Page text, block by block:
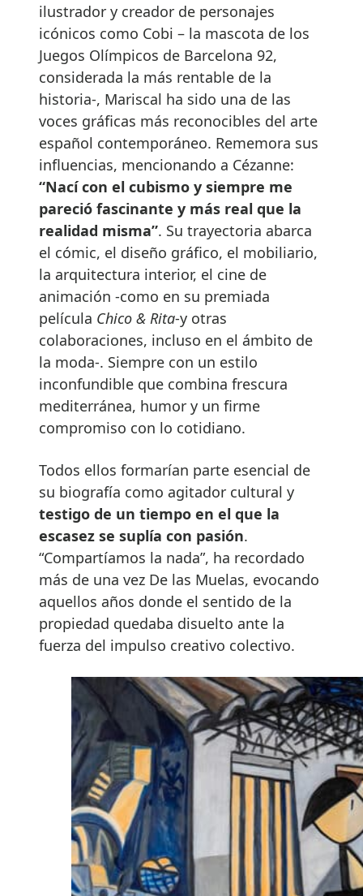
ilustrador y creador de personajes
icónicos como Cobi – la mascota de los
Juegos Olímpicos de Barcelona 92,
considerada la más rentable de la
historia-, Mariscal ha sido una de las
voces gráficas más reconocibles del arte
español contemporáneo. Rememora sus
influencias, mencionando a Cézanne:
“Nací con el cubismo y siempre me
pareció fascinante y más real que la
realidad misma”. Su trayectoria abarca
el cómic, el diseño gráfico, el mobiliario,
la arquitectura interior, el cine de
animación -como en su premiada
película Chico & Rita-y otras
colaboraciones, incluso en el ámbito de
la moda-. Siempre con un estilo
inconfundible que combina frescura
mediterránea, humor y un firme
compromiso con lo cotidiano.
Todos ellos formarían parte esencial de
su biografía como agitador cultural y
testigo de un tiempo en el que la
escasez se suplía con pasión.
“Compartíamos la nada”, ha recordado
más de una vez De las Muelas, evocando
aquellos años donde el sentido de la
propiedad quedaba disuelto ante la
fuerza del impulso creativo colectivo.